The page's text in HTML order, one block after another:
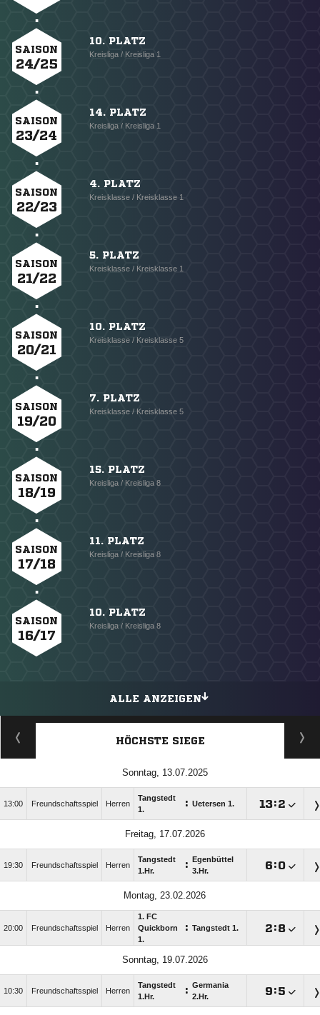
SAISON
24/25
10. PLATZ
Kreisliga / Kreisliga 1
SAISON
23/24
14. PLATZ
Kreisliga / Kreisliga 1
SAISON
22/23
4. PLATZ
Kreisklasse / Kreisklasse 1
SAISON
21/22
5. PLATZ
Kreisklasse / Kreisklasse 1
SAISON
20/21
10. PLATZ
Kreisklasse / Kreisklasse 5
SAISON
19/20
7. PLATZ
Kreisklasse / Kreisklasse 5
SAISON
18/19
15. PLATZ
Kreisliga / Kreisliga 8
SAISON
17/18
11. PLATZ
Kreisliga / Kreisliga 8
SAISON
16/17
10. PLATZ
Kreisliga / Kreisliga 8
ALLE ANZEIGEN
HÖCHSTE SIEGE
Sonntag, 13.07.2025
13:00 Freundschaftsspiel Herren
Tangstedt
1.
: Uetersen 1. :
Freitag, 17.07.2026
19:30 Freundschaftsspiel Herren
Tangstedt
1.Hr.
:
Egenbüttel
3.Hr.
:
Montag, 23.02.2026
20:00 Freundschaftsspiel Herren
1. FC
Quickborn
1.
: Tangstedt 1. :
Sonntag, 19.07.2026
10:30 Freundschaftsspiel Herren
Tangstedt
1.Hr.
: Germania
2.Hr.
: